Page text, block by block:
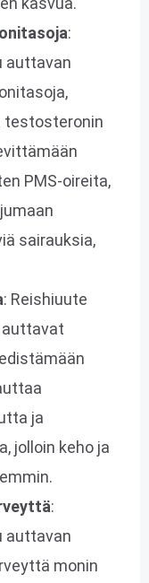
:
auttavan
testosteronin
PMS-oireita,
sairauksia,
: Reishiuute
ja
jolloin keho ja
:
auttavan
monin